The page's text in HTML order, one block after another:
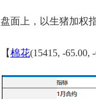
盘面上，以生猪加权
【棉花(15415, -65.00,